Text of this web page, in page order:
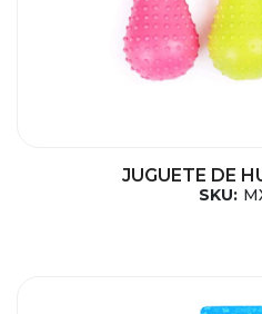
JUGUETE DE
SKU: